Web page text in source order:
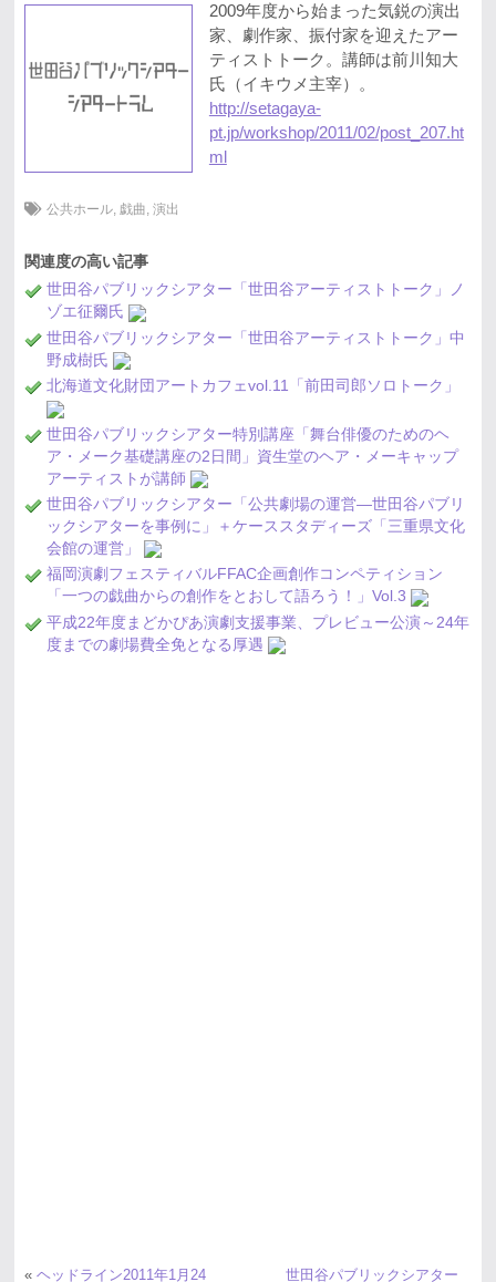
2009年度から始まった気鋭の演出
家、劇作家、振付家を迎えたアー
ティストトーク。講師は前川知大
氏（イキウメ主宰）。
http://setagaya-
pt.jp/workshop/2011/02/post_207.ht
ml
公共ホール, 戯曲, 演出
関連度の高い記事
世田谷パブリックシアター「世田谷アーティストトーク」ノ
ゾエ征爾氏
世田谷パブリックシアター「世田谷アーティストトーク」中
野成樹氏
北海道文化財団アートカフェvol.11「前田司郎ソロトーク」
世田谷パブリックシアター特別講座「舞台俳優のためのヘ
ア・メーク基礎講座の2日間」資生堂のヘア・メーキャップ
アーティストが講師
世田谷パブリックシアター「公共劇場の運営―世田谷パブリ
ックシアターを事例に」＋ケーススタディーズ「三重県文化
会館の運営」
福岡演劇フェスティバルFFAC企画創作コンペティション
「一つの戯曲からの創作をとおして語ろう！」Vol.3
平成22年度まどかぴあ演劇支援事業、プレビュー公演～24年
度までの劇場費全免となる厚遇
« ヘッドライン2011年1月24 世田谷パブリックシアター